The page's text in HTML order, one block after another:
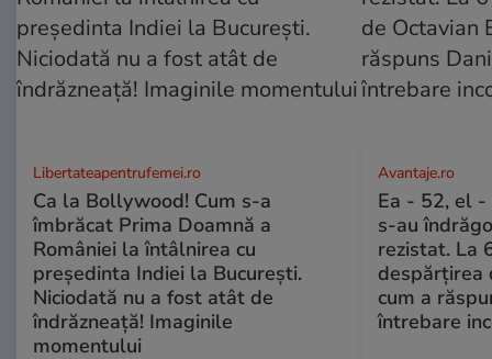
Libertateapentrufemei.ro
Ca la Bollywood! Cum s-a
îmbrăcat Prima Doamnă a
României la întâlnirea cu
președinta Indiei la București.
Niciodată nu a fost atât de
îndrăzneață! Imaginile
momentului
Avantaje.ro
Ea - 52, el -
s-au
rezistat. La
despărțirea
cum a
întrebare